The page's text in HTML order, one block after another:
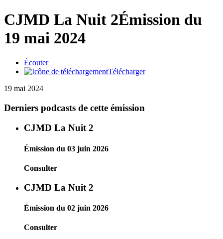
CJMD La Nuit 2Émission du
19 mai 2024
Écouter
Télécharger
19 mai 2024
Derniers podcasts de cette émission
CJMD La Nuit 2
Émission du 03 juin 2026
Consulter
CJMD La Nuit 2
Émission du 02 juin 2026
Consulter